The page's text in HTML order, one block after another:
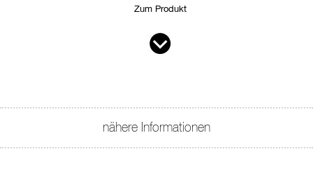
Zum Produkt
nähere Informationen